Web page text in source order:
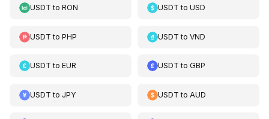
USDT to RON USDT toUSD
USDT to PHP USDT toVND
USDT to EUR USDT toGBP
USDT to JPY USDT to AUD